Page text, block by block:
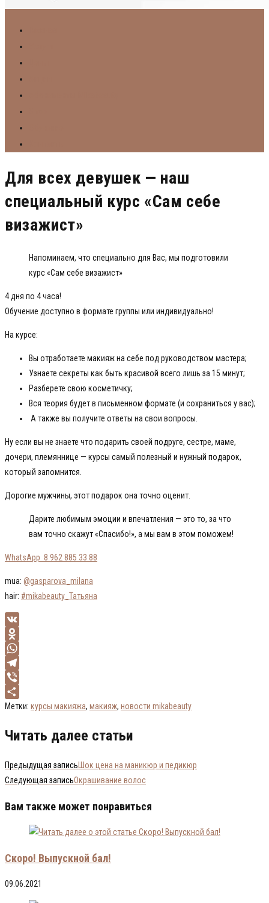
Для всех девушек — наш
специальный курс «Сам себе
визажист»
Напоминаем, что специально для Вас, мы подготовили
курс «Сам себе визажист»
4 дня по 4 часа!
Обучение доступно в формате группы или индивидуально!
На курсе:
Вы отработаете макияж на себе под руководством мастера;
Узнаете секреты как быть красивой всего лишь за 15 минут;
Разберете свою косметичку;
Вся теория будет в письменном формате (и сохраниться у вас);
А также вы получите ответы на свои вопросы.
Ну если вы не знаете что подарить своей подруге, сестре, маме,
дочери, племяннице — курсы самый полезный и нужный подарок,
который запомнится.
Дорогие мужчины, этот подарок она точно оценит.
Дарите любимым эмоции и впечатления — это то, за что
вам точно скажут «Спасибо!», а мы вам в этом поможем!
WhatsApp 8 962 885 33 88
mua: @gasparova_milana
hair: #mikabeauty_Татьяна
VK
Odnoklassniki
WhatsApp
Telegram
Viber
Отправить
Метки: курсы макияжа, макияж, новости mikabeauty
Читать далее статьи
Предыдущая запись Шок цена на маникюр и педикюр
Следующая записьОкрашивание волос
Вам также может понравиться
Скоро! Выпускной бал!
09.06.2021